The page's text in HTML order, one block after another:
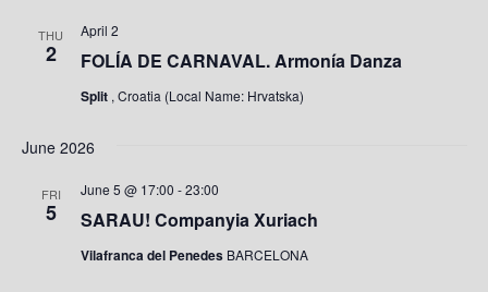
THU
2 FOLÍA DE CARNAVAL. Armonía Danza
April 2
Split , Croatia (Local Name: Hrvatska)
June 2026
FRI
5 SARAU! Companyia Xuriach
June 5 @ 17:00 -23:00
Vilafranca del Penedes BARCELONA